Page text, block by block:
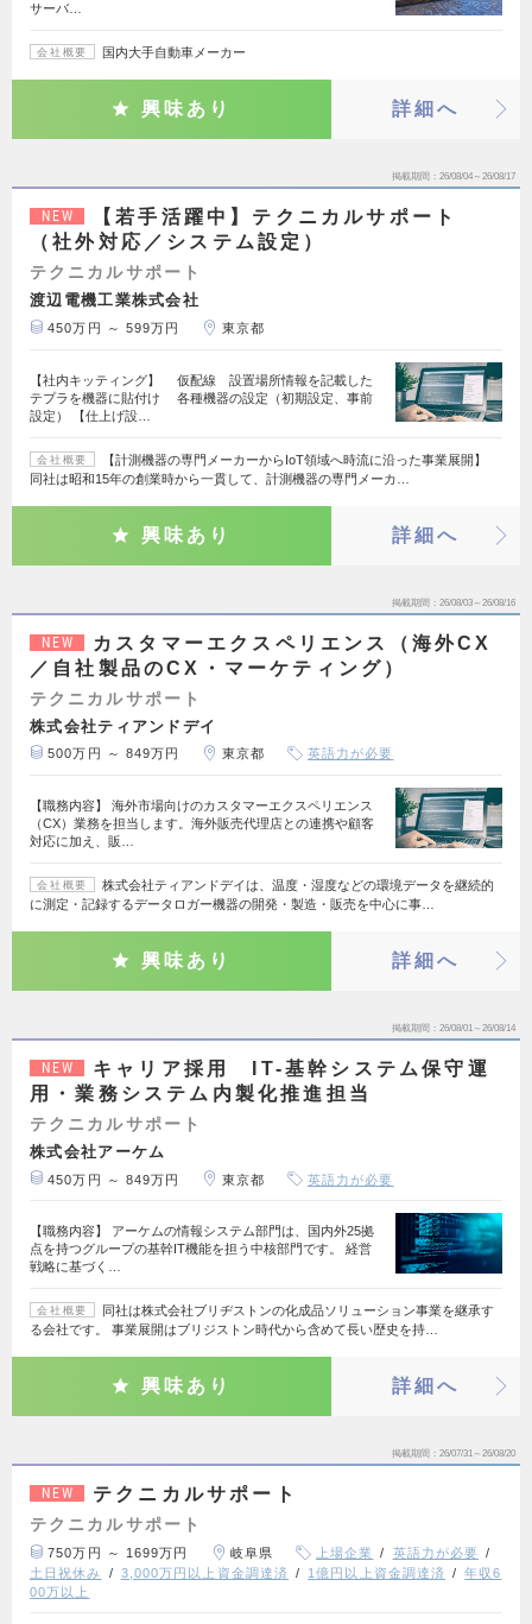
サーバ…
会社概要 国内大手自動車メーカー
興味あり 詳細へ
掲載期間 26/08/04～26/08/17
NEW
【若手活躍中】テクニカルサポート
（社外対応／システム設定）
テクニカルサポート
渡辺電機工業株式会社
450万円 ～ 599万円 東京都
【社内キッティング】 仮配線 設置場所情報を記載した
テプラを機器に貼付け 各種機器の設定（初期設定、事前
設定） 【仕上げ設…
会社概要
【計測機器の専門メーカーからIoT領域へ時流に沿った事業展開】
同社は昭和15年の創業時から一貫して、計測機器の専門メーカ…
興味あり 詳細へ
掲載期間 26/08/03～26/08/16
NEW
カスタマーエクスペリエンス（海外CX
／自社製品のCX・マーケティング）
テクニカルサポート
株式会社ティアンドデイ
500万円 ～ 849万円 東京都 英語力が必要
【職務内容】 海外市場向けのカスタマーエクスペリエンス
（CX）業務を担当します。海外販売代理店との連携や顧客
対応に加え、販…
会社概要
株式会社ティアンドデイは、温度・湿度などの環境データを継続的
に測定・記録するデータロガー機器の開発・製造・販売を中心に事…
興味あり 詳細へ
掲載期間 26/08/01～26/08/14
NEW
キャリア採用 IT-基幹システム保守運
用・業務システム内製化推進担当
テクニカルサポート
株式会社アーケム
450万円 ～ 849万円 東京都 英語力が必要
【職務内容】 アーケムの情報システム部門は、国内外25拠
点を持つグループの基幹IT機能を担う中核部門です。 経営
戦略に基づく…
会社概要
同社は株式会社ブリヂストンの化成品ソリューション事業を継承す
る会社です。 事業展開はブリジストン時代から含めて長い歴史を持…
興味あり 詳細へ
掲載期間 26/07/31～26/08/20
NEW テクニカルサポート
テクニカルサポート
750万円 ～ 1699万円 岐阜県 上場企業
英語力が必要
土日祝休み
3,000万円以上資金調達済 1億円以上資金調達済
年収6
00万以上